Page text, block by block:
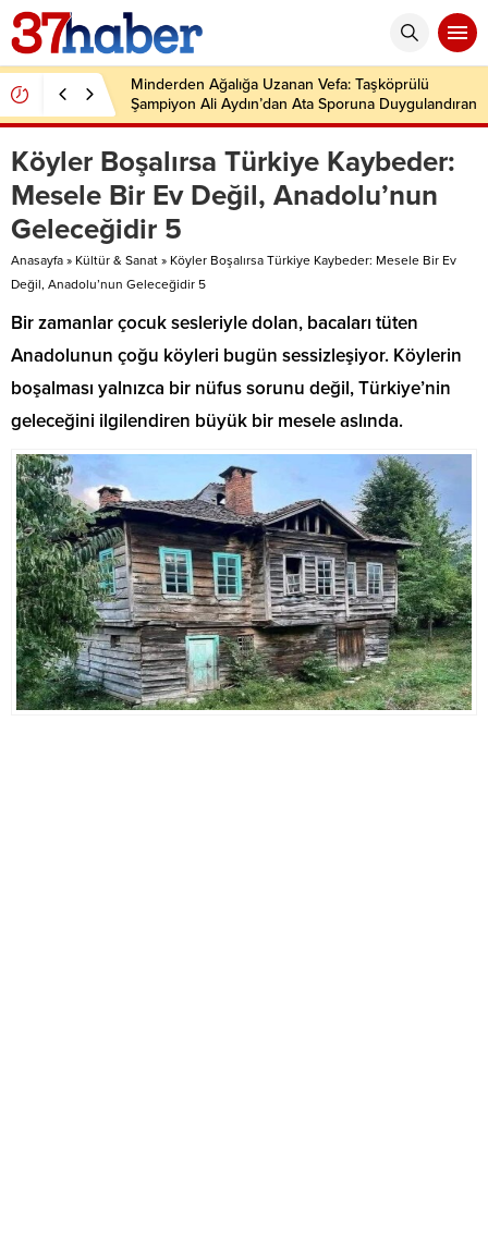
Minderden Ağalığa Uzanan Vefa: Taşköprülü
Şampiyon Ali Aydın’dan Ata Sporuna Duygulandıran
Dönüş
Köyler Boşalırsa Türkiye Kaybeder:
Mesele Bir Ev Değil, Anadolu’nun
Geleceğidir 5
Anasayfa » Kültür & Sanat » Köyler Boşalırsa Türkiye Kaybeder: Mesele Bir Ev
Değil, Anadolu’nun Geleceğidir 5
Bir zamanlar çocuk sesleriyle dolan, bacaları tüten
Anadolunun çoğu köyleri bugün sessizleşiyor. Köylerin
boşalması yalnızca bir nüfus sorunu değil, Türkiye’nin
geleceğini ilgilendiren büyük bir mesele aslında.